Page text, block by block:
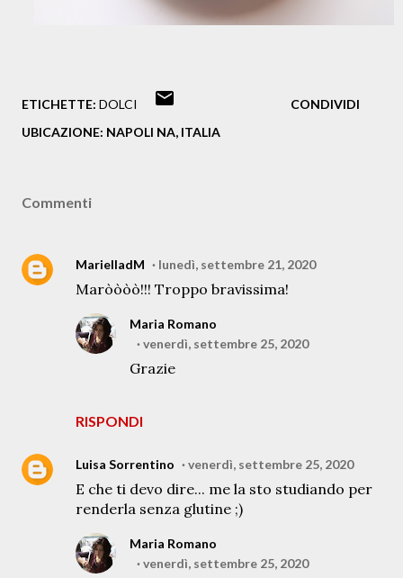
ETICHETTE: DOLCI
UBICAZIONE: NAPOLI NA, ITALIA
CONDIVIDI
Commenti
MarielladM lunedì, settembre 21, 2020
Maròòòò!!! Troppo bravissima!
RISPONDI
Maria Romano
venerdì, settembre 25, 2020
Grazie
Luisa Sorrentino venerdì, settembre 25, 2020
E che ti devo dire... me la sto studiando per
renderla senza glutine ;)
Maria Romano
venerdì, settembre 25, 2020